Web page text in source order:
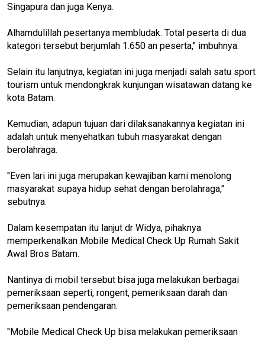
Singapura dan juga Kenya.
Alhamdulillah pesertanya membludak. Total peserta di dua
kategori tersebut berjumlah 1.650 an peserta," imbuhnya.
Selain itu lanjutnya, kegiatan ini juga menjadi salah satu sport
tourism untuk mendongkrak kunjungan wisatawan datang ke
kota Batam.
Kemudian, adapun tujuan dari dilaksanakannya kegiatan ini
adalah untuk menyehatkan tubuh masyarakat dengan
berolahraga.
"Even lari ini juga merupakan kewajiban kami menolong
masyarakat supaya hidup sehat dengan berolahraga,"
sebutnya.
Dalam kesempatan itu lanjut dr Widya, pihaknya
memperkenalkan Mobile Medical Check Up Rumah Sakit
Awal Bros Batam.
Nantinya di mobil tersebut bisa juga melakukan berbagai
pemeriksaan seperti, rongent, pemeriksaan darah dan
pemeriksaan pendengaran.
"Mobile Medical Check Up bisa melakukan pemeriksaan